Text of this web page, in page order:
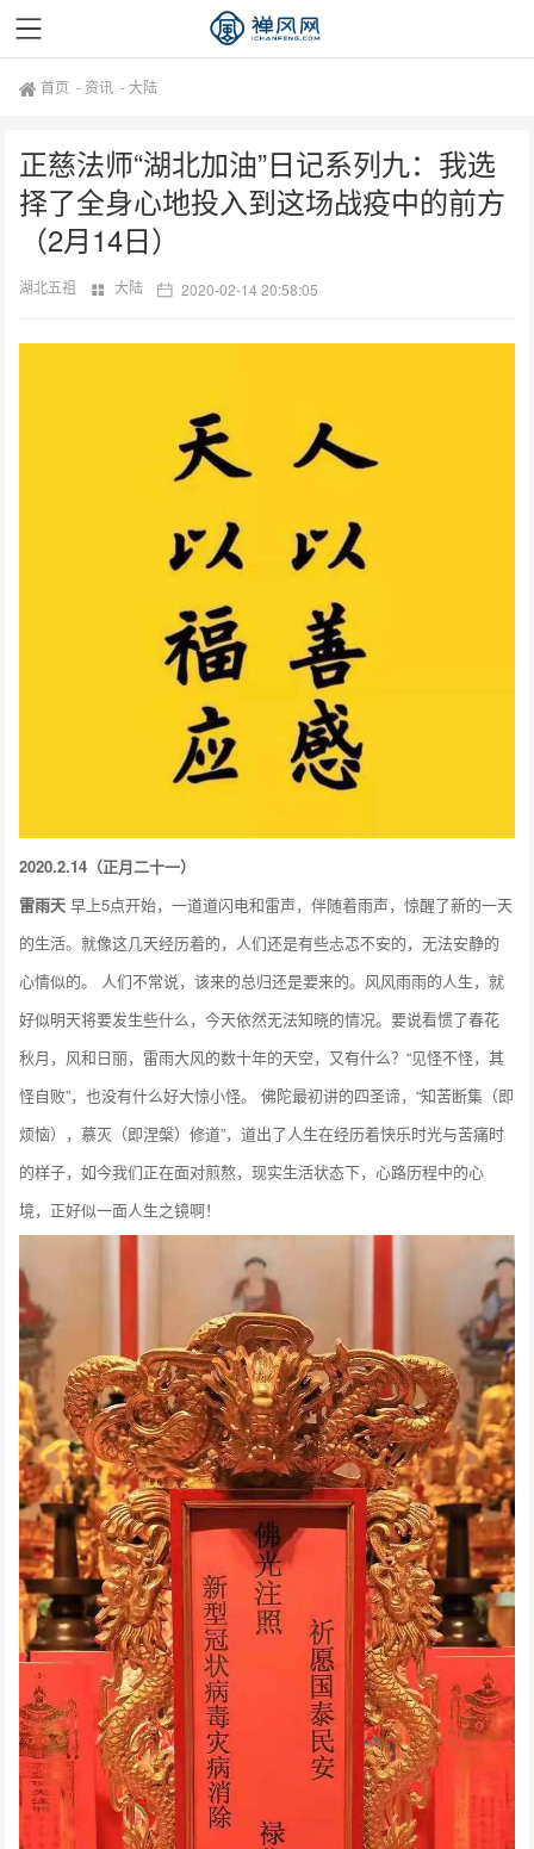
首页 - 资讯 -大陆
正慈法师“湖北加油”日记系列九：我选
择了全身心地投入到这场战疫中的前方
（2月14日）
湖北五祖 大陆 2020-02-14 20:58:05
2020.2.14（正月二十一）
雷雨天 早上5点开始，一道道闪电和雷声，伴随着雨声，惊醒了新的一天
的生活。就像这几天经历着的，人们还是有些忐忑不安的，无法安静的
心情似的。 人们不常说，该来的总归还是要来的。风风雨雨的人生，就
好似明天将要发生些什么，今天依然无法知晓的情况。要说看惯了春花
秋月，风和日丽，雷雨大风的数十年的天空，又有什么？“见怪不怪，其
怪自败”，也没有什么好大惊小怪。 佛陀最初讲的四圣谛，“知苦断集（即
烦恼），慕灭（即涅槃）修道”，道出了人生在经历着快乐时光与苦痛时
的样子，如今我们正在面对煎熬，现实生活状态下，心路历程中的心
境，正好似一面人生之镜啊！